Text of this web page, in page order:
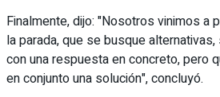
Finalmente, dijo: "Nosotros vinimos a
la parada, que se busque
con una respuesta en concreto, pero
en conjunto una solución", concluyó.